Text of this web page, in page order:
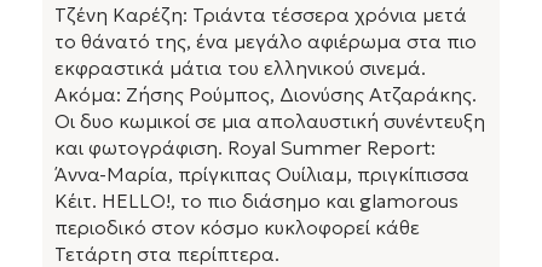
Τζένη Καρέζη: Τριάντα τέσσερα χρόνια μετά
το θάνατό της, ένα μεγάλο αφιέρωμα στα πιο
εκφραστικά μάτια του ελληνικού σινεμά.
Ακόμα: Ζήσης Ρούμπος, Διονύσης Ατζαράκης.
Οι δυο κωμικοί σε μια απολαυστική συνέντευξη
και φωτογράφιση. Royal Summer Report:
Άννα-Μαρία, πρίγκιπας Ουίλιαμ, πριγκίπισσα
Κέιτ. HELLO!, το πιο διάσημο και glamorous
περιοδικό στον κόσμο κυκλοφορεί κάθε
Τετάρτη στα περίπτερα.